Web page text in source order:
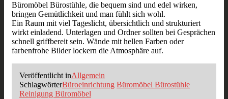
Büromöbel Bürostühle, die bequem sind und edel wirken,
bringen Gemütlichkeit und man fühlt sich wohl.
Ein Raum mit viel Tageslicht, übersichtlich und strukturiert
wirkt einladend. Unterlagen und Ordner sollten bei Gesprächen
schnell griffbereit sein. Wände mit hellen Farben oder
farbenfrohe Bilder lockern die Atmosphäre auf.
Veröffentlicht inAllgemein
SchlagwörterBüroeinrichtung Büromöbel Bürostühle
Reinigung Büromöbel